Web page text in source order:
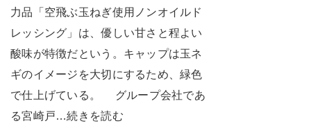
力品「空飛ぶ玉ねぎ使用ノンオイルド
レッシング」は、優しい甘さと程よい
酸味が特徴だという。キャップは玉ネ
ギのイメージを大切にするため、緑色
で仕上げている。 グループ会社であ
る宮崎戸…続きを読む